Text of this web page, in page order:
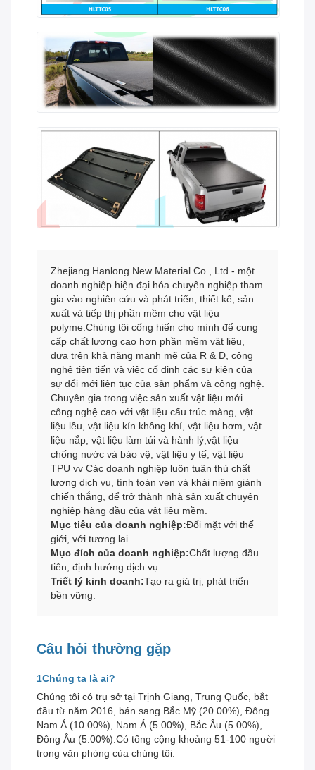
Zhejiang Hanlong New Material Co., Ltd - một
doanh nghiệp hiện đại hóa chuyên nghiệp tham
gia vào nghiên cứu và phát triển, thiết kế, sản
xuất và tiếp thị phần mềm cho vật liệu
polyme.Chúng tôi cống hiến cho mình để cung
cấp chất lượng cao hơn phần mềm vật liệu,
dựa trên khả năng mạnh mẽ của R & D, công
nghệ tiên tiến và việc cố định các sự kiện của
sự đổi mới liên tục của sản phẩm và công nghệ.
Chuyên gia trong việc sản xuất vật liệu mới
công nghệ cao với vật liệu cấu trúc màng, vật
liệu lều, vật liệu kín không khí, vật liệu bơm, vật
liệu nắp, vật liệu làm túi và hành lý,vật liệu
chống nước và bảo vệ, vật liệu y tế, vật liệu
TPU vv Các doanh nghiệp luôn tuân thủ chất
lượng dịch vụ, tính toàn vẹn và khái niệm giành
chiến thắng, để trở thành nhà sản xuất chuyên
nghiệp hàng đầu của vật liệu mềm.
Mục tiêu của doanh nghiệp:Đối mặt với thế
giới, với tương lai
Mục đích của doanh nghiệp:Chất lượng đầu
tiên, định hướng dịch vụ
Triết lý kinh doanh:Tạo ra giá trị, phát triển
bền vững.
Câu hỏi thường gặp
1Chúng ta là ai?
Chúng tôi có trụ sở tại Trịnh Giang, Trung Quốc, bắt
đầu từ năm 2016, bán sang Bắc Mỹ (20.00%), Đông
Nam Á (10.00%), Nam Á (5.00%), Bắc Âu (5.00%),
Đông Âu (5.00%).Có tổng cộng khoảng 51-100 người
trong văn phòng của chúng tôi.